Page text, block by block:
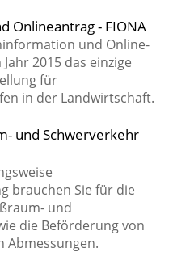
Onlineantrag - FIONA
und Online-
2015 das einzige
für
in der Landwirtschaft.
und Schwerverkehr
brauchen Sie für die
und
die Beförderung von
Abmessungen.